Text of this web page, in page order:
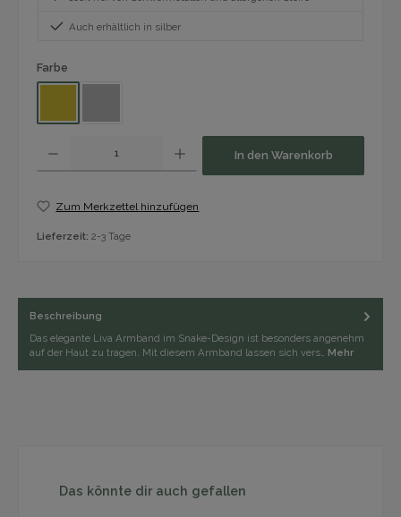
Auch erhältlich in silber
Farbe
In den Warenkorb
Zum Merkzettel hinzufügen
Lieferzeit: 2-3 Tage
Beschreibung
Das elegante Liva Armband im Snake-Design ist besonders angenehm
auf der Haut zu tragen. Mit diesem Armband lassen sich vers… Mehr
Produktgalerie überspringen
Das könnte dir auch gefallen